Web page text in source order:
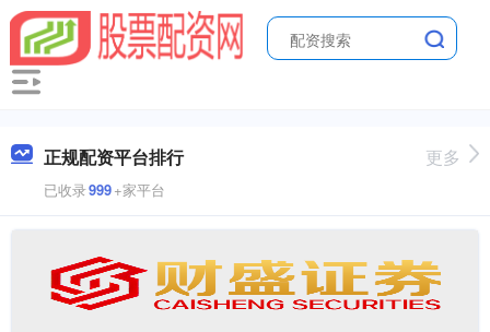
正规配资平台排行
已收录999+家平台
更多